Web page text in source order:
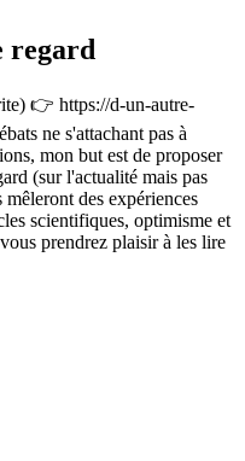
regard
👉 https://d-un-autre-
ne s'attachant pas à
mon but est de proposer
(sur l'actualité mais pas
des expériences
scientifiques, optimisme et
prendrez plaisir à les lire